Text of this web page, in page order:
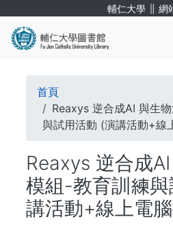
輔仁大學 ∥ 網
導
航
連
結
首頁
Reaxys 逆合成AI 與生
與試用活動 (演講活動+線
Reaxys 逆合成
模組-教育訓練
講活動+線上電